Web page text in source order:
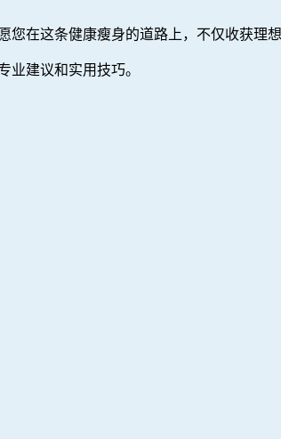
在这条健康瘦身的道路上，不仅收获理
业建议和实用技巧。